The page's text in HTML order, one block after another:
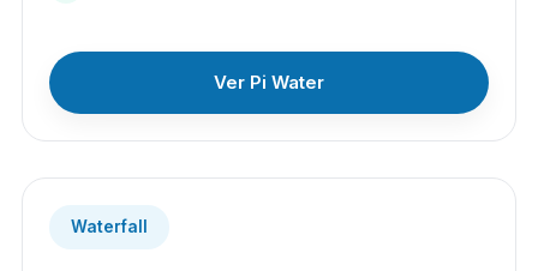
Ver Pi Water
Waterfall